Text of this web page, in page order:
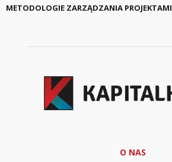
METODOLOGIE ZARZĄDZANIA PROJEKTAMI
O NAS